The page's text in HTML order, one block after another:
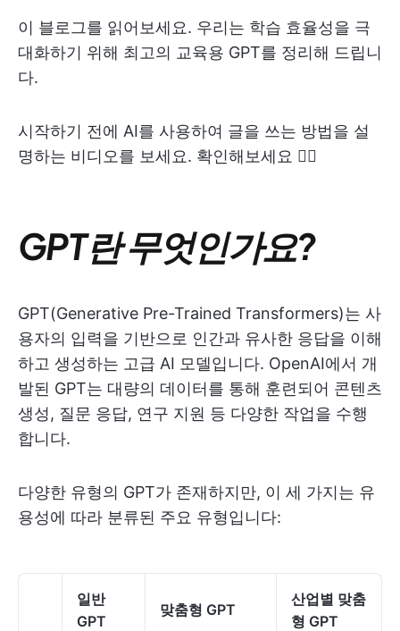
이 블로그를 읽어보세요. 우리는 학습 효율성을 극
대화하기 위해 최고의 교육용 GPT를 정리해 드립니
다.
시작하기 전에 AI를 사용하여 글을 쓰는 방법을 설
명하는 비디오를 보세요. 확인해보세요 👇🏻
GPT란 무엇인가요?
GPT(Generative Pre-Trained Transformers)는 사
용자의 입력을 기반으로 인간과 유사한 응답을 이해
하고 생성하는 고급 AI 모델입니다. OpenAI에서 개
발된 GPT는 대량의 데이터를 통해 훈련되어 콘텐츠
생성, 질문 응답, 연구 지원 등 다양한 작업을 수행
합니다.
다양한 유형의 GPT가 존재하지만, 이 세 가지는 유
용성에 따라 분류된 주요 유형입니다:
일반
GPT
맞춤형 GPT
산업별 맞춤
형 GPT